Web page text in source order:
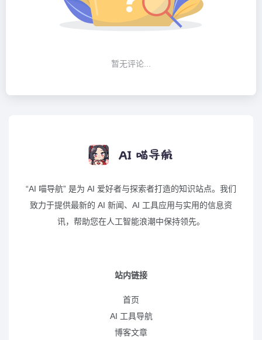
暂无评论...
“AI 喵导航” 是为 AI 爱好者与探索者打造的知识站点。我们
致力于提供最新的 AI 新闻、AI 工具应用与实用的信息资
讯，帮助您在人工智能浪潮中保持领先。
站内链接
首页
AI 工具导航
博客文章